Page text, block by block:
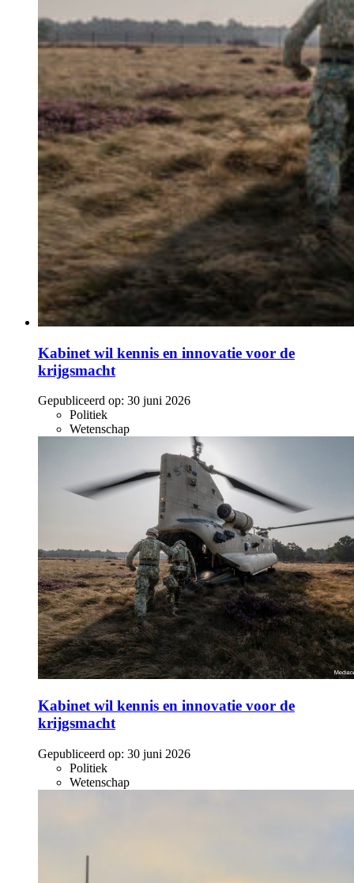
Kabinet wil kennis en innovatie voor de
krijgsmacht
Gepubliceerd op: 30 juni 2026
Politiek
Wetenschap
Kabinet wil kennis en innovatie voor de
krijgsmacht
Gepubliceerd op: 30 juni 2026
Politiek
Wetenschap